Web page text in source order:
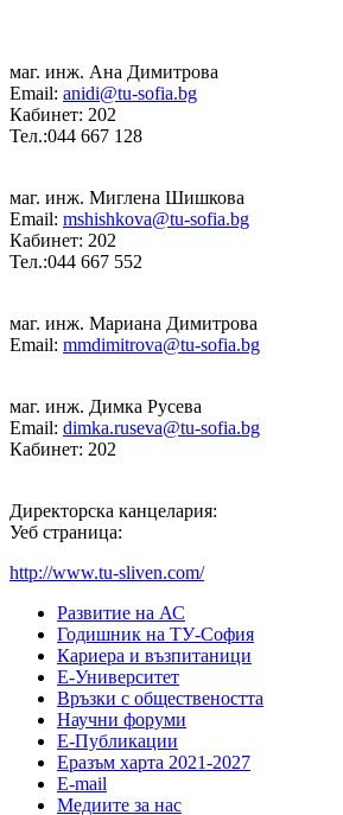
маг. инж. Ана Димитрова
Email: anidi@tu-sofia.bg
Кабинет: 202
Тел.:044 667 128
маг. инж. Миглена Шишкова
Email: mshishkova@tu-sofia.bg
Кабинет: 202
Тел.:044 667 552
маг. инж. Мариана Димитрова
Email: mmdimitrova@tu-sofia.bg
маг. инж. Димка Русева
Email: dimka.ruseva@tu-sofia.bg
Кабинет: 202
Директорска канцелария:
Уеб страница:
http://www.tu-sliven.com/
Развитие на АС
Годишник на ТУ-София
Кариера и възпитаници
Е-Университет
Връзки с обществеността
Научни форуми
Е-Публикации
Еразъм харта 2021-2027
E-mail
Медиите за нас